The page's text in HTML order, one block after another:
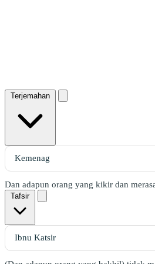
Terjemahan
Dan adapun orang yang kikir dan
Tafsir